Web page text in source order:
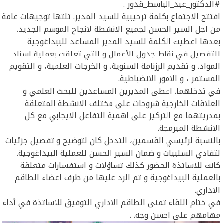
#الدكتور_عبد_الباسط_قدور .
افتتح الاجتماع بكلمة ترحيبية للسيد المدير. تلتها توجيهات عامة
من اجل السير الحسن لجميع الانشطة لانجاح الموسم الجديد.
بعدها اعطيت الكلمة للسيد المدير المساعد للبيداغوجية
للتفصيل في نقاط جدول الأعمال و التي تعلقت بعملية اسناد
المواد. و تقديم الرزنامة السنوية، و الخرجات العلمية، و التقويم
المستمر ، و الامور الانضباطية.
في تدخلهما. اعطى المديرين المساعدين للبحث العلمي و
العلاقات الخارجية شروحات على مختلف الانشطة المتعلقة
بمدريتهما مع التركيز على اهمية التفاعل الايجابي مع كل
الانشطة المبرمجة.
بالنسبة لرئيسي القسمين، التدخل كان لتوضيح و تفصيل جزئيات
لتفادي السلبيات و ضمان السير الحسن للعملية البيداغوجية.
كانت للاساتذة الحضور كذلك تساؤلات و استفسارات متعلقة
بالعملية البيداغوجية و تم الرد عليها من طرف اعضاء الطاقم
الاداري.
في ختام اللقاء تمنى الطاقم الاداري التوفيق للاساتذة في أداء
مهامهم على احسن وجه. .